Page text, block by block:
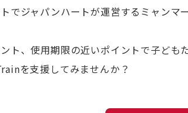
でジャパンハートが運営するミャン
ト、使用期限の近いポイントで子ども
を支援してみませんか？